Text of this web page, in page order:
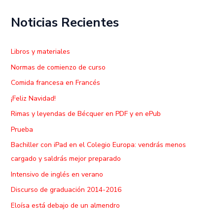
Noticias Recientes
Libros y materiales
Normas de comienzo de curso
Comida francesa en Francés
¡Feliz Navidad!
Rimas y leyendas de Bécquer en PDF y en ePub
Prueba
Bachiller con iPad en el Colegio Europa: vendrás menos
cargado y saldrás mejor preparado
Intensivo de inglés en verano
Discurso de graduación 2014-2016
Eloísa está debajo de un almendro